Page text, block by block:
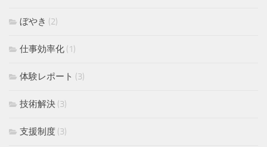
ぼやき (2)
仕事効率化 (1)
体験レポート (3)
技術解決 (3)
支援制度 (3)